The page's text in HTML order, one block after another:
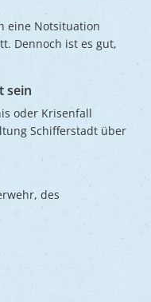
Friedhöfe
Ukraine
Wahlen
Wir als
eine Notsituation
Dennoch ist es gut,
sein
oder Krisenfall
Schifferstadt über
des